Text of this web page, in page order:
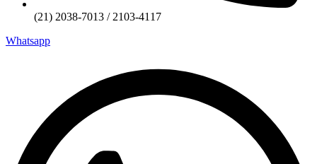
(21) 2038-7013 / 2103-4117
Whatsapp